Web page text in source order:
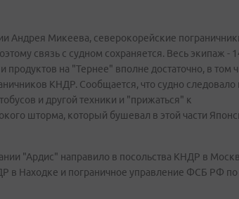
Андрея Микеева, северокорейские
связь с судном сохраняется. Весь экипаж -
на "Тернее" вполне достаточно, в том
КНДР. Сообщается, что судно следовало
и другой техники и "прижаться" к
шторма, который бушевал в этой части
"Ардис" направило в посольства КНДР в
в Находке и пограничное управление ФСБ РФ по